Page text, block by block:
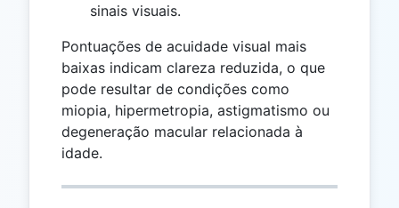
sinais visuais.
Pontuações de acuidade visual mais
baixas indicam clareza reduzida, o que
pode resultar de condições como
miopia, hipermetropia, astigmatismo ou
degeneração macular relacionada à
idade.